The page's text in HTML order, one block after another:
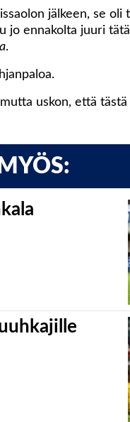
jälkeen, se oli
jo ennakolta juuri
.
uskon, että